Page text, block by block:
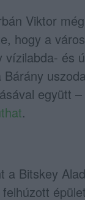
Viktor
hogy a
vízilabda- és
együtt –
.
a Bitskey